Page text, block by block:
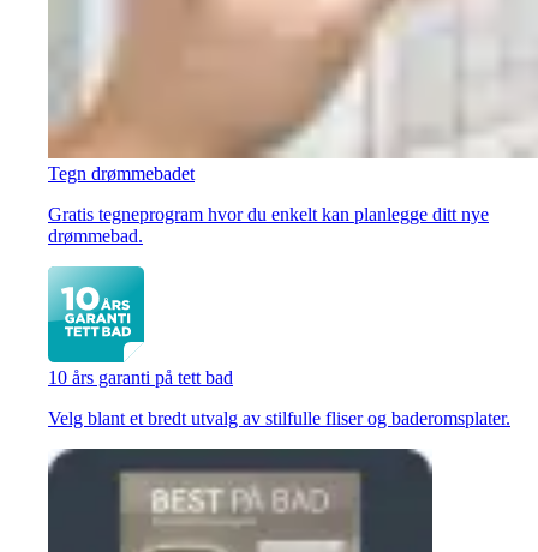
Tegn drømmebadet
Gratis tegneprogram hvor du enkelt kan planlegge ditt nye
drømmebad.
10 års garanti på tett bad
Velg blant et bredt utvalg av stilfulle fliser og baderomsplater.